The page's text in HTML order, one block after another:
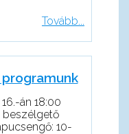
Tovább...
án 18:00
beszélgető
10-